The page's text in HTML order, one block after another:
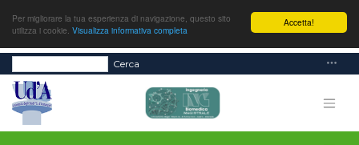
Accetta!
Per migliorare la tua esperienza di navigazione, questo sito
utilizza i cookie. Visualizza informativa completa
Cerca